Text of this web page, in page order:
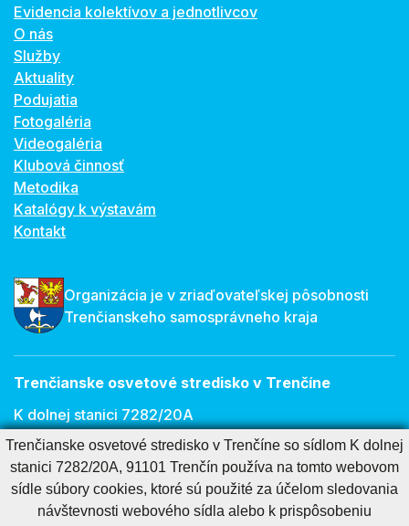
Evidencia kolektívov a jednotlivcov
O nás
Služby
Aktuality
Podujatia
Fotogaléria
Videogaléria
Klubová činnosť
Metodika
Katalógy k výstavám
Kontakt
Organizácia je v zriaďovateľskej pôsobnosti
Trenčianskeho samosprávneho kraja
Trenčianske osvetové stredisko v Trenčíne
K dolnej stanici 7282/20A
911 01 Trenčín
E-mail:
osveta@tnos.sk
Trenčianske osvetové stredisko v Trenčíne so sídlom K dolnej
stanici 7282/20A, 91101 Trenčín používa na tomto webovom
sídle súbory cookies, ktoré sú použité za účelom sledovania
návštevnosti webového sídla alebo k prispôsobeniu